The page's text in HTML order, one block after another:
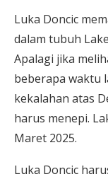
Luka Doncic
dalam tubuh
Apalagi jika
beberapa waktu
kekalahan atas
harus menepi.
Maret 2025.
Luka Doncic